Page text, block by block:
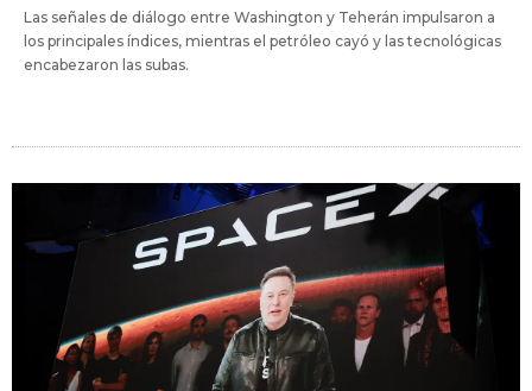
Las señales de diálogo entre Washington y Teherán impulsaron a
los principales índices, mientras el petróleo cayó y las tecnológicas
encabezaron las subas.